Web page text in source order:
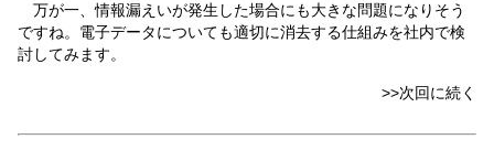
万が一、情報漏えいが発生した場合にも大きな問題になりそう
ですね。電子データについても適切に消去する仕組みを社内で検
討してみます。
>>次回に続く